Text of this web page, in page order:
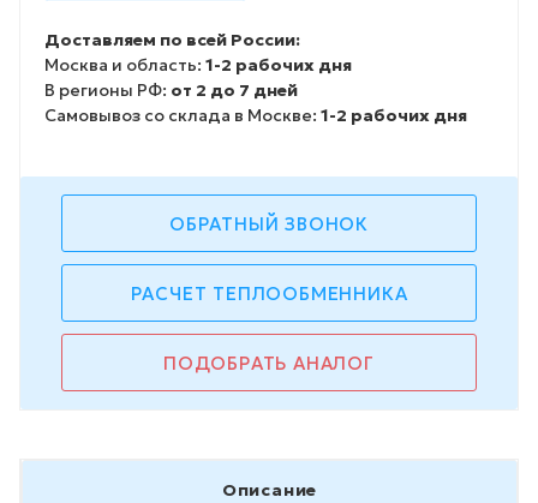
Доставляем по всей России:
Москва и область: 1-2 рабочих дня
В регионы РФ: от 2 до 7 дней
Самовывоз со склада в Москве: 1-2 рабочих дня
ОБРАТНЫЙ ЗВОНОК
РАСЧЕТ ТЕПЛООБМЕННИКА
ПОДОБРАТЬ АНАЛОГ
Описание